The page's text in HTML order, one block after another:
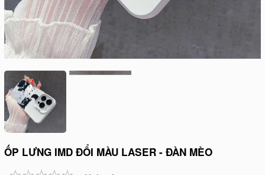
ỐP LƯNG IMD ĐỔI MÀU LASER - ĐÀN MÈO